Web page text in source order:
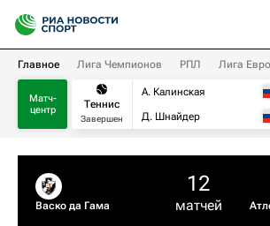
Главное Лига Чемпионов РПЛ Лига
Матч-
центр
Теннис
Завершен
А. Калинская
Д. Шнайдер
Васко да Гама
12
матчей